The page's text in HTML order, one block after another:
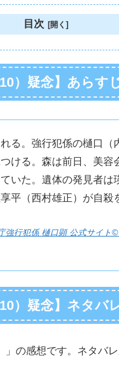
目次
）疑念】あらす
る。強行犯係の樋口（
ける。森は前日、美容
いた。遺体の発見者は
平（西村雄正）が自殺
強行犯係 樋口顕 公式サイト
）疑念】ネタバ
の感想です。ネタバ